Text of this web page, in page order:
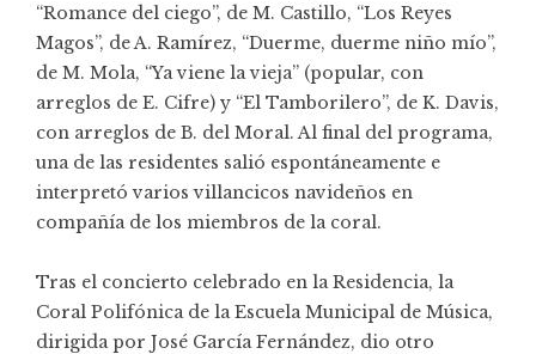
“Romance del ciego”, de M. Castillo, “Los Reyes
Magos”, de A. Ramírez, “Duerme, duerme niño mío”,
de M. Mola, “Ya viene la vieja” (popular, con
arreglos de E. Cifre) y “El Tamborilero”, de K. Davis,
con arreglos de B. del Moral. Al final del programa,
una de las residentes salió espontáneamente e
interpretó varios villancicos navideños en
compañía de los miembros de la coral.
Tras el concierto celebrado en la Residencia, la
Coral Polifónica de la Escuela Municipal de Música,
dirigida por José García Fernández, dio otro